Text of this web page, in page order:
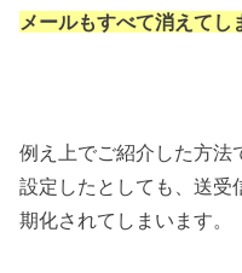
メールもすべて消えてし
例え上でご紹介した方法
設定したとしても、送受
期化されてしまいます。